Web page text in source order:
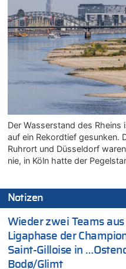
Der Wasserstand des
auf ein Rekordtief gesunken.
Ruhrort und Düsseldorf
nie, in Köln hatte der
Notizen
Wieder zwei Teams
Ligaphase der
Saint-Gilloise in
Bodø/Glimt